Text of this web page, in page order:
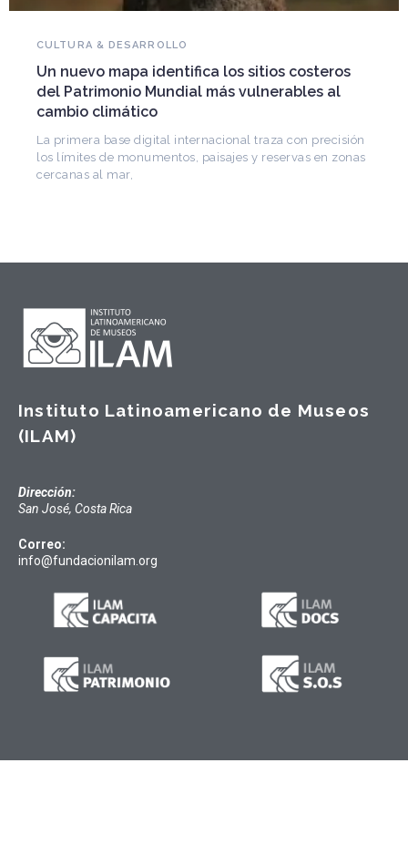
Falleció Ramón Gutiérrez, guardián del
patrimonio iberoamericano
Arquitecto, historiador e Investigador Superior del
CONICET, fundó el CEDODAL e impulsó los Seminarios
de Arquitectura Latinoamericana. Publicó más de
Instituto Latinoamericano de Museos
(ILAM)
Dirección:
San José, Costa Rica
Correo:
info@fundacionilam.org